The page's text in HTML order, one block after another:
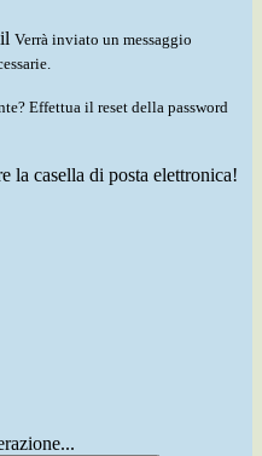
Verrà inviato un messaggio
Effettua il reset della password
la casella di posta elettronica!